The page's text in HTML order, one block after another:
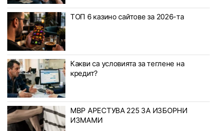
ТОП 6 казино сайтове за 2026-та
Какви са условията за теглене на
кредит?
МВР АРЕСТУВА 225 ЗА ИЗБОРНИ
ИЗМАМИ